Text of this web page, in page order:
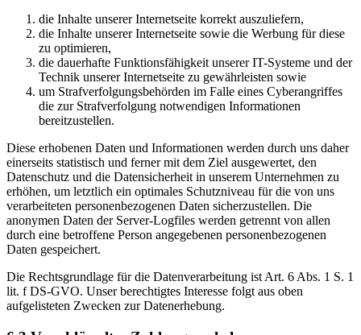
die Inhalte unserer Internetseite korrekt auszuliefern,
die Inhalte unserer Internetseite sowie die Werbung für diese
zu optimieren,
die dauerhafte Funktionsfähigkeit unserer IT-Systeme und der
Technik unserer Internetseite zu gewährleisten sowie
um Strafverfolgungsbehörden im Falle eines Cyberangriffes
die zur Strafverfolgung notwendigen Informationen
bereitzustellen.
Diese erhobenen Daten und Informationen werden durch uns daher
einerseits statistisch und ferner mit dem Ziel ausgewertet, den
Datenschutz und die Datensicherheit in unserem Unternehmen zu
erhöhen, um letztlich ein optimales Schutzniveau für die von uns
verarbeiteten personenbezogenen Daten sicherzustellen. Die
anonymen Daten der Server-Logfiles werden getrennt von allen
durch eine betroffene Person angegebenen personenbezogenen
Daten gespeichert.
Die Rechtsgrundlage für die Datenverarbeitung ist Art. 6 Abs. 1 S. 1
lit. f DS-GVO. Unser berechtigtes Interesse folgt aus oben
aufgelisteten Zwecken zur Datenerhebung.